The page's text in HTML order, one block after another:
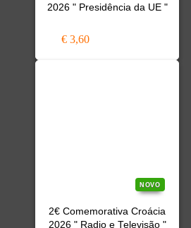
2026 " Presidência da UE "
€ 3,60
NOVO
2€ Comemorativa Croácia
2026 " Radio e Televisão "